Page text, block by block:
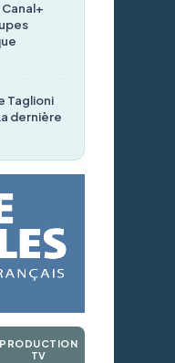
Taglioni
dernière
PRODUCTION
TV